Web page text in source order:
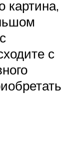
картина,
с